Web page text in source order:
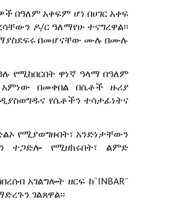
በዓለም አቀፍም ሆነ በሀገር አቀፍ
ዶ/ር ዓለማየሁ ተናግረዋል፡፡
በመሆናቸው ሙሉ በሙሉ
የሚከበርበት ዋነኛ ዓላማ በዓለም
በመቀበል በሴቶች ዙሪያ
የሴቶችን ተሳታፊነትና
የሚያወግዙበት፣ አንድነታቸውን
ተጋድሎ የሚዘክሩበት፣ ልምድ
አገልግሎት ዘርፍ ከ“INBAR”
ገልጸዋል፡፡